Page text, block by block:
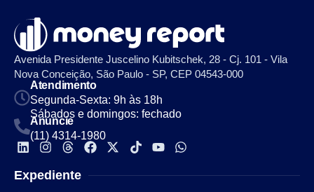
Avenida Presidente Juscelino Kubitschek, 28 - Cj. 101 - Vila
Nova Conceição, São Paulo - SP, CEP 04543-000
Atendimento
Segunda-Sexta: 9h às 18h
Sábados e domingos: fechado
Anuncie
(11) 4314-1980
Expediente